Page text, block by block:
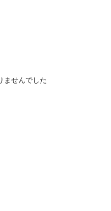
ませんでした